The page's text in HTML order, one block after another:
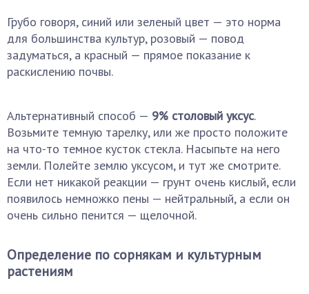
Грубо говоря, синий или зеленый цвет — это норма
для большинства культур, розовый — повод
задуматься, а красный — прямое показание к
раскислению почвы.
Альтернативный способ — 9% столовый уксус.
Возьмите темную тарелку, или же просто положите
на что-то темное кусток стекла. Насыпьте на него
земли. Полейте землю уксусом, и тут же смотрите.
Если нет никакой реакции — грунт очень кислый, если
появилось немножко пены — нейтральный, а если он
очень сильно пенится — щелочной.
Определение по сорнякам и культурным
растениям